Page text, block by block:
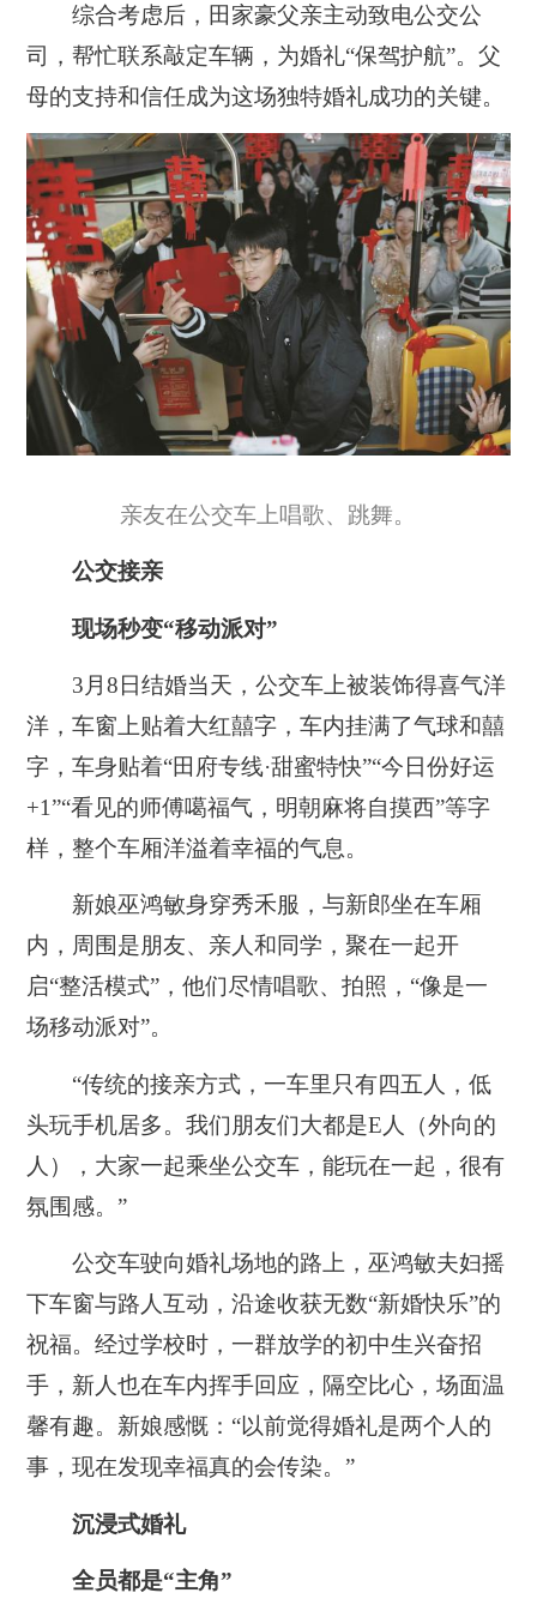
综合考虑后，田家豪父亲主动致电公交公
司，帮忙联系敲定车辆，为婚礼“保驾护航”。父
母的支持和信任成为这场独特婚礼成功的关键。
亲友在公交车上唱歌、跳舞。
公交接亲
现场秒变“移动派对”
3月8日结婚当天，公交车上被装饰得喜气洋
洋，车窗上贴着大红囍字，车内挂满了气球和囍
字，车身贴着“田府专线·甜蜜特快”“今日份好运
+1”“看见的师傅噶福气，明朝麻将自摸西”等字
样，整个车厢洋溢着幸福的气息。
新娘巫鸿敏身穿秀禾服，与新郎坐在车厢
内，周围是朋友、亲人和同学，聚在一起开
启“整活模式”，他们尽情唱歌、拍照，“像是一
场移动派对”。
“传统的接亲方式，一车里只有四五人，低
头玩手机居多。我们朋友们大都是E人（外向的
人），大家一起乘坐公交车，能玩在一起，很有
氛围感。”
公交车驶向婚礼场地的路上，巫鸿敏夫妇摇
下车窗与路人互动，沿途收获无数“新婚快乐”的
祝福。经过学校时，一群放学的初中生兴奋招
手，新人也在车内挥手回应，隔空比心，场面温
馨有趣。新娘感慨：“以前觉得婚礼是两个人的
事，现在发现幸福真的会传染。”
沉浸式婚礼
全员都是“主角”